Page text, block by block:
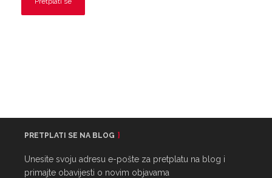
PRETPLATI SE NA BLOG
Unesite svoju adresu e-pošte za pretplatu na blog i
primajte obavijesti o novim objavama